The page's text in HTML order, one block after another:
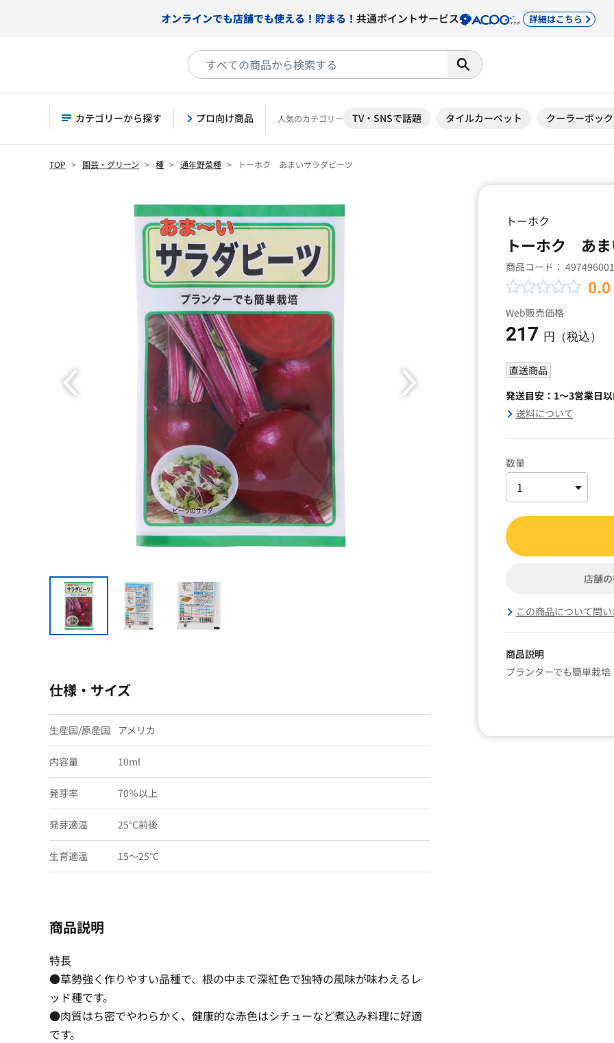
オンラインでも店舗でも使える！貯まる！ 共通ポイントサービス 詳細はこちら
カテゴリーから探す プロ向け商品 人気のカテゴリー TV・SNSで話題 タイルカーペット クーラーボッ
TOP 園芸・グリーン 種 通年野菜種 トーホク あまいサラダビーツ
トーホク
トーホク あま
商品コード：
0.0
Web販売価格
217 円（税込）
直送商品
発送目安：1～3営業日
送料について
数量
店舗
この商品について問
商品説明
プランターでも簡単栽培
仕様・サイズ
生産国/原産国 アメリカ
内容量 10ml
発芽率 70％以上
発芽適温 25℃前後
生育適温 15〜25℃
商品説明
特長
●草勢強く作りやすい品種で、根の中まで深紅色で独特の風味が味わえるレ
ッド種です。
●肉質はち密でやわらかく、健康的な赤色はシチューなど煮込み料理に好適
です。